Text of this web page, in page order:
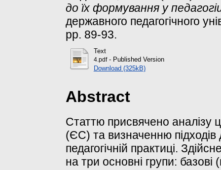
до їх формування у
державного педагогічного
pp. 89-93.
Text
4.pdf- Published Version
Download (325kB)
Abstract
Статтю присвячено аналізу
(ЄС) та визначенню
педагогічній практиці.
на три основні групи: базові